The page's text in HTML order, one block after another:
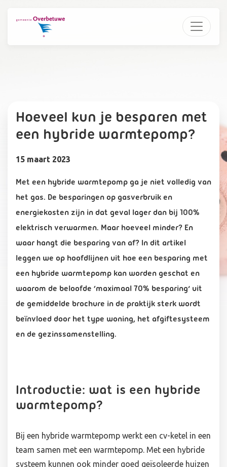
Hoeveel kun je besparen met
een hybride warmtepomp?
15 maart 2023
Met een hybride warmtepomp ga je niet volledig van
het gas. De besparingen op gasverbruik en
energiekosten zijn in dat geval lager dan bij 100%
elektrisch verwarmen. Maar hoeveel minder? En
waar hangt die besparing van af? In dit artikel
leggen we op hoofdlijnen uit hoe een besparing met
een hybride warmtepomp kan worden geschat en
waarom de beloofde ‘maximaal 70% besparing’ uit
de gemiddelde brochure in de praktijk sterk wordt
beïnvloed door het type woning, het afgiftesysteem
en de gezinssamenstelling.
Introductie: wat is een hybride
warmtepomp?
Bij een hybride warmtepomp werkt een cv-ketel in een
team samen met een warmtepomp. Met een hybride
systeem kunnen ook minder goed geïsoleerde huizen